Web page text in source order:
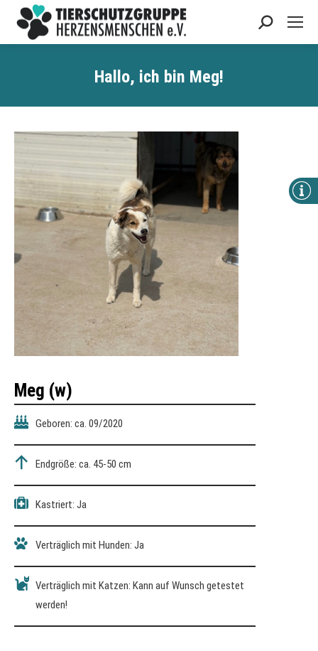
Search:
Hallo, ich bin Meg!
Meg (w)
Geboren: ca. 09/2020
Endgröße: ca. 45-50 cm
Kastriert: Ja
Verträglich mit Hunden: Ja
Verträglich mit Katzen: Kann auf Wunsch getestet
werden!